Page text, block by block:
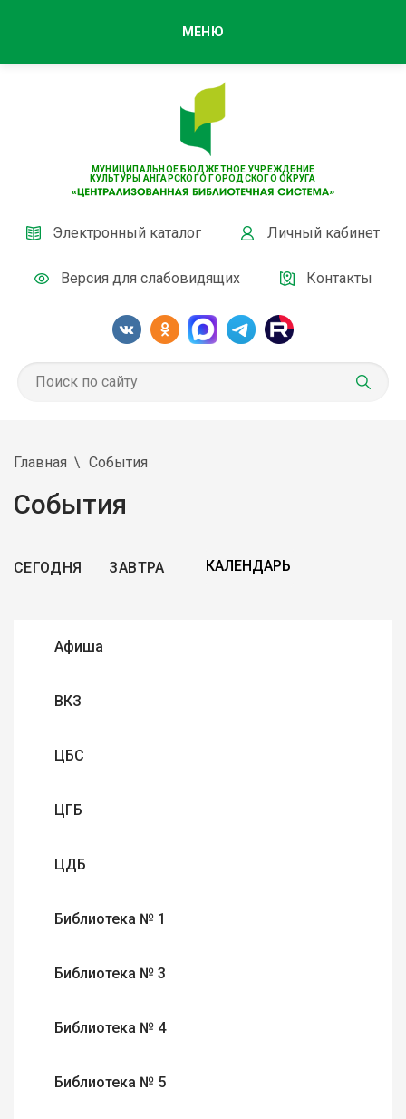
МУНИЦИПАЛЬНОЕ БЮДЖЕТНОЕ УЧРЕЖДЕНИЕ
КУЛЬТУРЫ АНГАРСКОГО ГОРОДСКОГО ОКРУГА
Электронный каталог Личный кабинет
Версия для слабовидящих Контакты
МЕНЮ
Главная События
События
СЕГОДНЯ ЗАВТРА
Афиша
ВКЗ
ЦБС
ЦГБ
ЦДБ
Библиотека № 1
Библиотека № 3
Библиотека № 4
Библиотека № 5